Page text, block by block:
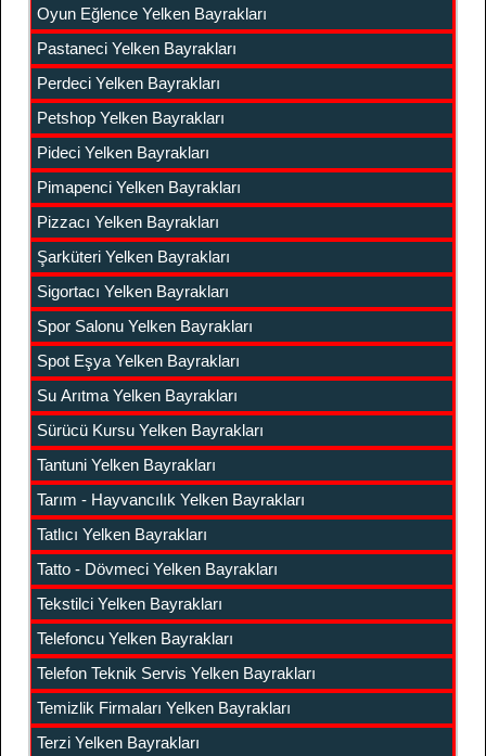
Oyun Eğlence Yelken Bayrakları
Pastaneci Yelken Bayrakları
Perdeci Yelken Bayrakları
Petshop Yelken Bayrakları
Pideci Yelken Bayrakları
Pimapenci Yelken Bayrakları
Pizzacı Yelken Bayrakları
Şarküteri Yelken Bayrakları
Sigortacı Yelken Bayrakları
Spor Salonu Yelken Bayrakları
Spot Eşya Yelken Bayrakları
Su Arıtma Yelken Bayrakları
Sürücü Kursu Yelken Bayrakları
Tantuni Yelken Bayrakları
Tarım - Hayvancılık Yelken Bayrakları
Tatlıcı Yelken Bayrakları
Tatto - Dövmeci Yelken Bayrakları
Tekstilci Yelken Bayrakları
Telefoncu Yelken Bayrakları
Telefon Teknik Servis Yelken Bayrakları
Temizlik Firmaları Yelken Bayrakları
Terzi Yelken Bayrakları